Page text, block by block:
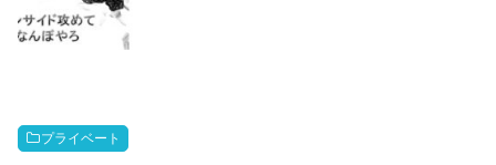
プライベート